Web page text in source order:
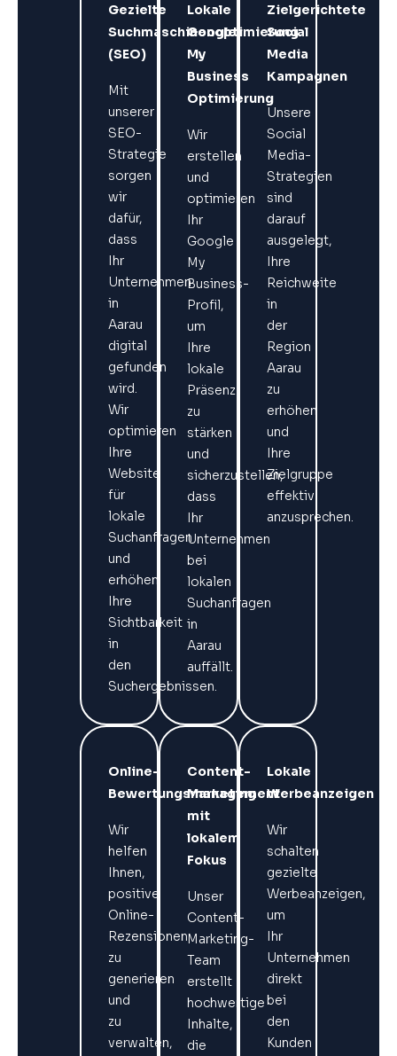
Gezielte
Suchmaschinenoptimierung
(SEO)
Mit
unserer
SEO-
Strategie
sorgen
wir
dafür,
dass
Ihr
Unternehmen
in
Aarau
digital
gefunden
wird.
Wir
optimieren
Ihre
Website
für
lokale
Suchanfragen
und
erhöhen
Ihre
Sichtbarkeit
in
den
Suchergebnissen.
Lokale
Google
My
Business
Optimierung
Wir
erstellen
und
optimieren
Ihr
Google
My
Business-
Profil,
um
Ihre
lokale
Präsenz
zu
stärken
und
sicherzustellen,
dass
Ihr
Unternehmen
bei
lokalen
Suchanfragen
in
Aarau
auffällt.
Zielgerichtete
Social
Media
Kampagnen
Unsere
Social
Media-
Strategien
sind
darauf
ausgelegt,
Ihre
Reichweite
in
der
Region
Aarau
zu
erhöhen
und
Ihre
Zielgruppe
effektiv
anzusprechen.
Online-
Bewertungsmanagement
Wir
helfen
Ihnen,
positive
Online-
Rezensionen
zu
generieren
und
zu
verwalten,
Content-
Marketing
mit
lokalem
Fokus
Unser
Content-
Marketing-
Team
erstellt
hochwertige
Inhalte,
die
Lokale
Werbeanzeigen
Wir
schalten
gezielte
Werbeanzeigen,
um
Ihr
Unternehmen
direkt
bei
den
Kunden